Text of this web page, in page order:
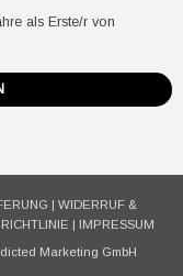
als Erste/r von
| WIDERRUF &
| IMPRESSUM
Marketing GmbH